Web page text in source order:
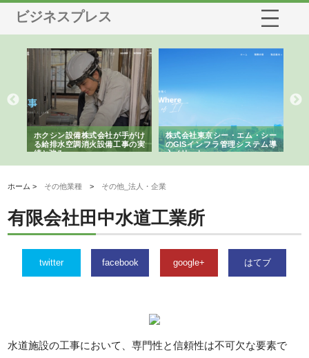
ビジネスプレス
株式会社東京シー・エム・シー
のGISインフラ管理システム導
入メリット
株式会社アクアスペースが水中
から陸上まで一貫施工できる理
由
ホーム > その他業種 > その他_法人・企業
有限会社田中水道工業所
twitter facebook google+ はてブ
水道施設の工事において、専門性と信頼性は不可欠な要素で